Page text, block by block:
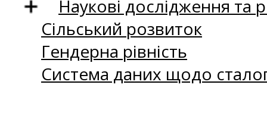
Наукові дослідження та
Сільський розвиток
Гендерна рівність
Система даних щодо